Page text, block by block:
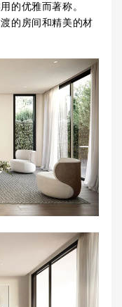
的优雅而著称。
的房间和精美的材